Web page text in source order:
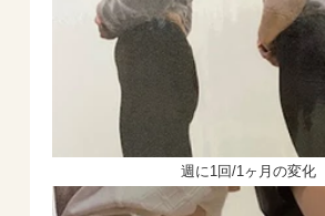
週に1回/1ヶ月の変化